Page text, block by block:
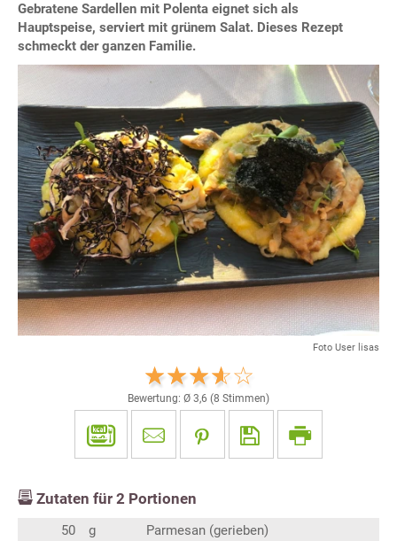
Gebratene Sardellen mit Polenta eignet sich als
Hauptspeise, serviert mit grünem Salat. Dieses Rezept
schmeckt der ganzen Familie.
Foto User lisas
Bewertung: Ø 3,6 (8 Stimmen)
Zutaten für 2 Portionen
50 g
Parmesan (gerieben)